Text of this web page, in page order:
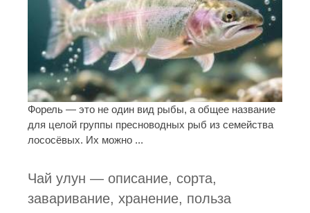
Форель — это не один вид рыбы, а общее название
для целой группы пресноводных рыб из семейства
лососёвых. Их можно ...
Чай улун — описание, сорта,
заваривание, хранение, польза